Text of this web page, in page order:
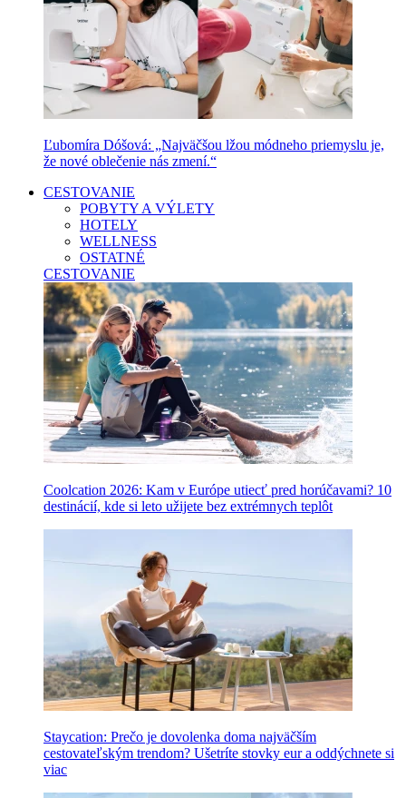
Ľubomíra Dóšová: „Najväčšou lžou módneho priemyslu je,
že nové oblečenie nás zmení.“
CESTOVANIE
POBYTY A VÝLETY
HOTELY
WELLNESS
OSTATNÉ
CESTOVANIE
Coolcation 2026: Kam v Európe utiecť pred horúčavami? 10
destinácií, kde si leto užijete bez extrémnych teplôt
Staycation: Prečo je dovolenka doma najväčším
cestovateľským trendom? Ušetríte stovky eur a oddýchnete si
viac